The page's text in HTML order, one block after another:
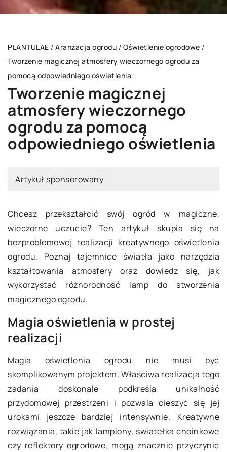
PLANTULAE / Aranżacja ogrodu / Oświetlenie ogrodowe /
Tworzenie magicznej atmosfery wieczornego ogrodu za
pomocą odpowiedniego oświetlenia
Tworzenie magicznej
atmosfery wieczornego
ogrodu za pomocą
odpowiedniego oświetlenia
Artykuł sponsorowany
Chcesz przekształcić swój ogród w magiczne,
wieczorne uczucie? Ten artykuł skupia się na
bezproblemowej realizacji kreatywnego oświetlenia
ogrodu. Poznaj tajemnice światła jako narzędzia
kształtowania atmosfery oraz dowiedz się, jak
wykorzystać różnorodność lamp do stworzenia
magicznego ogrodu.
Magia oświetlenia w prostej
realizacji
Magia oświetlenia ogrodu nie musi być
skomplikowanym projektem. Właściwa realizacja tego
zadania doskonale podkreśla unikalność
przydomowej przestrzeni i pozwala cieszyć się jej
urokami jeszcze bardziej intensywnie. Kreatywne
rozwiązania, takie jak lampiony, światełka choinkowe
czy reflektory ogrodowe, mogą znacznie przyczynić